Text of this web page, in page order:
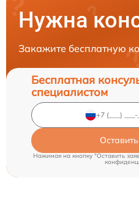
Нужна
Закажите бесплатную
Бесплатная
специалистом
Нажимая на кнопку "Оставить